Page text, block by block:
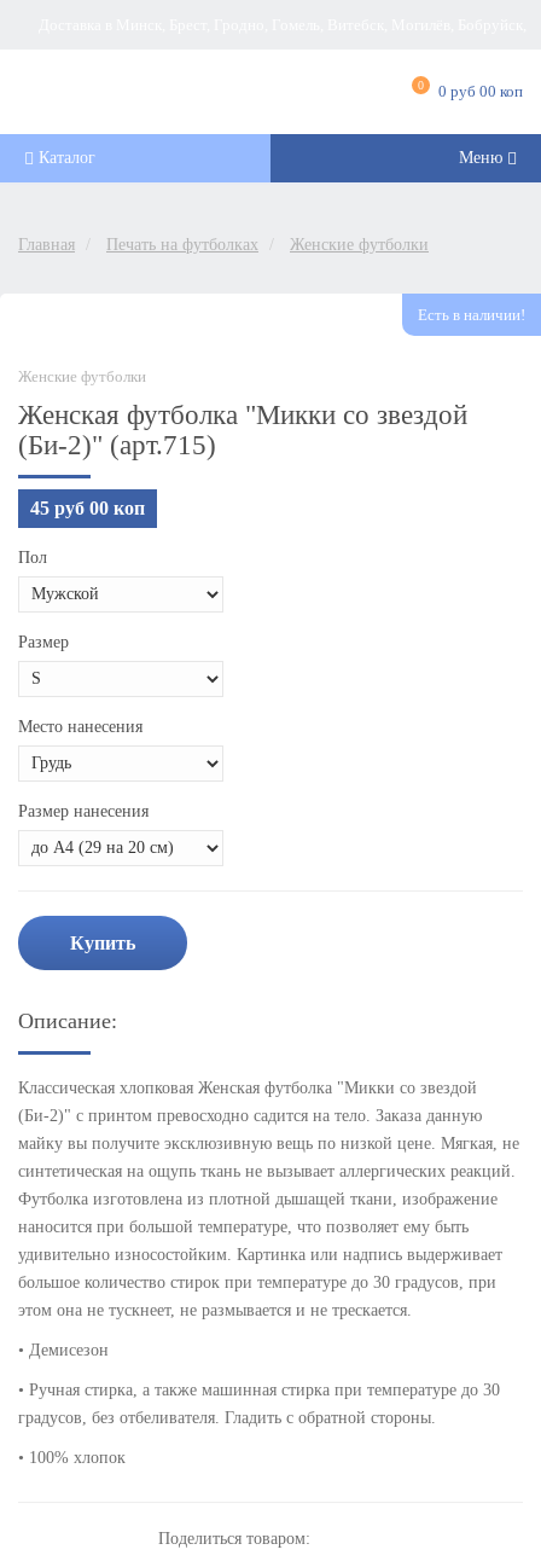
Барановичи, Новополоцк, Пинск, Борисов, Мозырь, Полоцк, Слоним, Лида,
0 0 руб 00 коп
Каталог Меню
Главная Печать на футболках Женские футболки
Есть в наличии!
Женские футболки
Женская футболка "Микки со звездой
(Би-2)" (арт.715)
45 руб 00 коп
Пол
Размер
Место нанесения
Размер нанесения
Купить
Описание:
Классическая хлопковая Женская футболка "Микки со звездой
(Би-2)" с принтом превосходно садится на тело. Заказа данную
майку вы получите эксклюзивную вещь по низкой цене. Мягкая, не
синтетическая на ощупь ткань не вызывает аллергических реакций.
Футболка изготовлена из плотной дышащей ткани, изображение
наносится при большой температуре, что позволяет ему быть
удивительно износостойким. Картинка или надпись выдерживает
большое количество стирок при температуре до 30 градусов, при
этом она не тускнеет, не размывается и не трескается.
• Демисезон
• Ручная стирка, а также машинная стирка при температуре до 30
градусов, без отбеливателя. Гладить с обратной стороны.
• 100% хлопок
Поделиться товаром: